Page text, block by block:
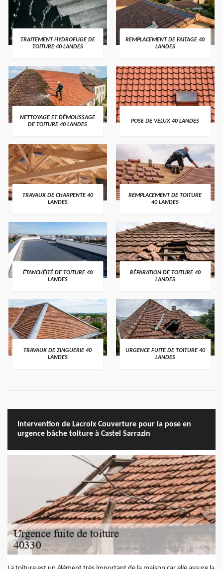
TRAITEMENT HYDROFUGE DE
TOITURE 40 LANDES
REMPLACEMENT DE FAITAGE 40
LANDES
NETTOYAGE ET DÉMOUSSAGE
DE TOITURE 40 LANDES
POSE DE VELUX 40 LANDES
TRAVAUX DE CHARPENTE 40
LANDES
REMPLACEMENT DE TOITURE
40 LANDES
ÉTANCHÉITÉ DE TOITURE 40
LANDES
RÉPARATION DE TOITURE 40
LANDES
TRAVAUX DE ZINGUERIE 40
LANDES
URGENCE FUITE DE TOITURE 40
LANDES
Intervention de Lacroix Couverture pour la pose en
urgence bâche toiture à Castel Sarrazin